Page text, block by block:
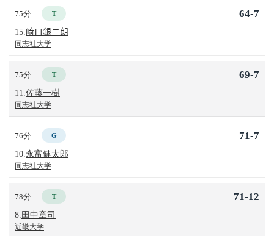
75分 T
15. 﨑口銀二朗
同志社大学
64-7
75分 T
11. 佐藤一樹
同志社大学
69-7
76分 G
10. 永富健太郎
同志社大学
71-7
78分 T
8. 田中章司
近畿大学
71-12